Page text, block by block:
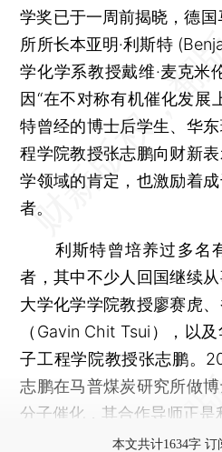
学奖已于一周前揭晓，德国
所所长本亚明·利斯特
学化学系教授戴维·麦克米
因“在不对称有机催化发展
特曾经的博士后学生、华
程学院教授张志鹏向财新
学领域的肯定，也激励着
者。
利斯特曾培养过多名
者，其中不少人回国继续
大学化学学院教授廖赛虎
（Gavin Chit Tsui），以
子工程学院教授张志鹏。
志鹏在马普煤炭研究所做
分子催化，其合作导师正是
本文共计1634字